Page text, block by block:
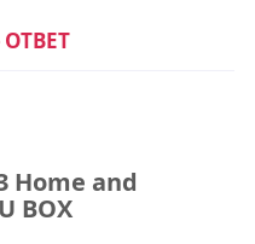
and
RU BOX
Home and
BOX